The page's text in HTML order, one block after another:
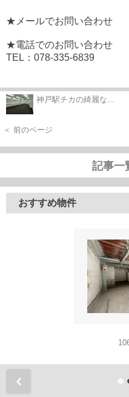
★メールでお問い合わせ
★電話でのお問い合わせ
TEL：078-335-6839
神戸駅チカの綺麗な...
＜ 前のページ
記事一
おすすめ物件